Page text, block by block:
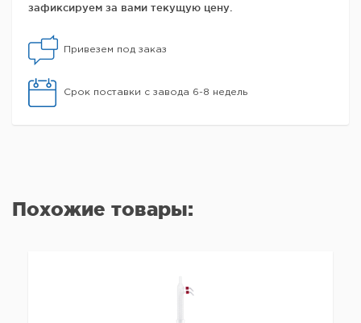
зафиксируем за вами текущую цену.
Привезем под заказ
Срок поставки с завода 6-8 недель
Похожие товары: